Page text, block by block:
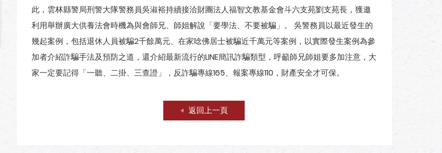
此，雲林縣警局刑警大隊警務員吳淑裕持續接洽財團法人福智文教基金會斗六支苑劉支苑長，獲邀
利用舉辦廣大供養法會時機為與會師兄、師姐解說「要學法、不要被騙」。 吳警務員以最近發生的
幾起案例，包括退休人員被騙2千餘萬元、在家唸佛居士被騙近千萬元等案例，以實際發生案例為參
加者介紹詐騙手法及預防之道，還介紹最新流行的LINE簡訊詐騙類型，呼籲師兄師姐要多加注意，大
家一定要記得「一聽、二掛、三查證」，反詐騙專線165、報案專線110，財產安全才可保。
返回上一頁